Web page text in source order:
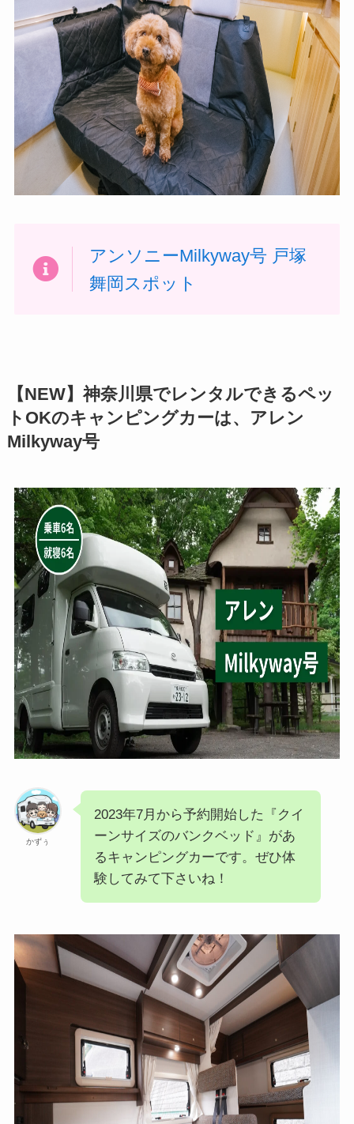
アンソニーMilkyway号 戸塚
舞岡スポット
【NEW】神奈川県でレンタルできるペッ
トOKのキャンピングカーは、アレン
Milkyway号
かずぅ
2023年7月から予約開始した『クイ
ーンサイズのバンクベッド』があ
るキャンピングカーです。ぜひ体
験してみて下さいね！